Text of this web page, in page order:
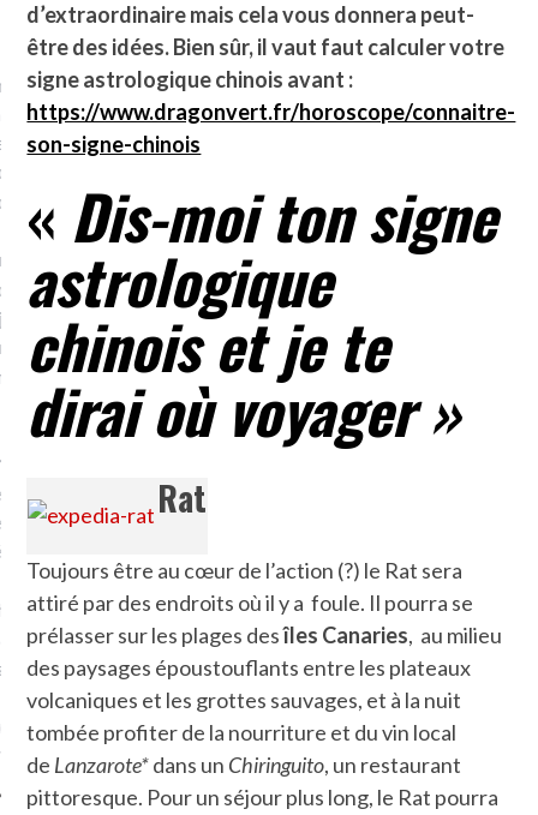
QUI MARCHE
journaliste à France
toujours aimé marcher.
conquis mais en
Je ne suis pas une
je le garde pour ce
je sens, j’entends, je
goûte et ceux que je
! Marcheuse des villes,
des ruines et des
qui Marche
cochère ou pas. Mais
pas d’interdit. Vélo,
bateau…
incite à un autre regard
curiosité. C’est un
surla-femme-qui-
d’extraordinaire mais cela vous donnera peut-
être des idées. Bien sûr, il vaut faut calculer votre
signe astrologique chinois avant :
https://www.dragonvert.fr/horoscope/connaitre-
son-signe-chinois
« Dis-moi ton signe
astrologique
chinois et je te
dirai où voyager »
Rat
Toujours être au cœur de l’action (?) le Rat sera
attiré par des endroits où il y a foule. Il pourra se
prélasser sur les plages desîles Canaries, au milieu
des paysages époustouflants entre les plateaux
volcaniques et les grottes sauvages, et à la nuit
tombée profiter de la nourriture et du vin local
de Lanzarote*dans un Chiringuito, un restaurant
pittoresque. Pour un séjour plus long, le Rat pourra